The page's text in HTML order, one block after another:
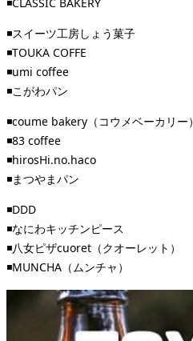
◾️スイーツ工房しょう菓子
◾️TOUKA COFFE
◾️umi coffee
◾️こがわパン
◾️coume bakery（コウメベーカリー）
◾️83 coffee
◾️hirosHi.no.haco
◾️まつやまパン
◾️DDD
◾️なにわキッチンピース
◾️八女ピザcuoret（クオーレット）
◾️MUNCHA（ムンチャ）